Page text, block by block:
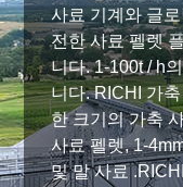
사료 기계와 글
전한 사료 펠렛
니다. 1-100t / h
니다. RICHI 가
한 크기의 가축
사료 펠렛, 1-
및 말 사료